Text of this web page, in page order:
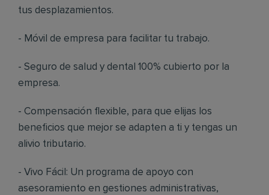
tus desplazamientos.
- Móvil de empresa para facilitar tu trabajo.
- Seguro de salud y dental 100% cubierto por la
empresa.
- Compensación flexible, para que elijas los
beneficios que mejor se adapten a ti y tengas un
alivio tributario.
- Vivo Fácil: Un programa de apoyo con
asesoramiento en gestiones administrativas,